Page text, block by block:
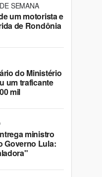
SEMANA
um motorista e
de Rondônia
do Ministério
um traficante
mil
ministro
Governo Lula: